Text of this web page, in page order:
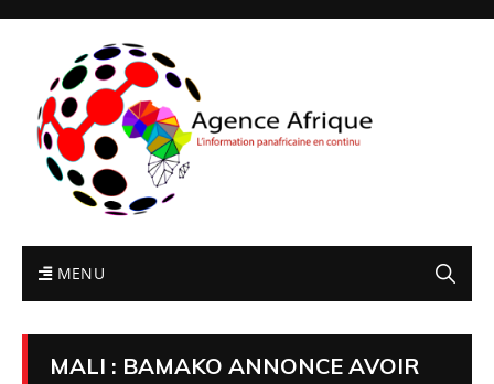
MENU
MALI : BAMAKO ANNONCE AVOIR